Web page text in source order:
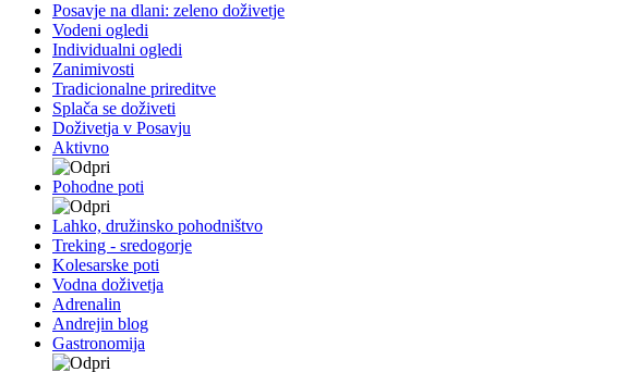
Posavje na dlani: zeleno doživetje
Vodeni ogledi
Individualni ogledi
Zanimivosti
Tradicionalne prireditve
Splača se doživeti
Doživetja v Posavju
Aktivno
Pohodne poti
Lahko, družinsko pohodništvo
Treking - sredogorje
Kolesarske poti
Vodna doživetja
Adrenalin
Andrejin blog
Gastronomija